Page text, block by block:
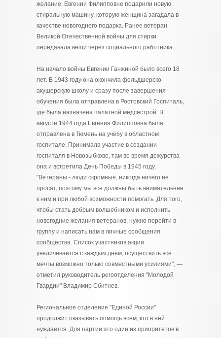
желание. Евгении Филипповне подарили новую
стиральную машину, которую женщина загадала в
качестве новогоднего подарка. Ранее ветеран
Великой Отечественной войны для стирки
передавала вещи через социального работника.
На начало войны Евгении Ганжиной было всего 18
лет. В 1943 году она окончила фельдшерско-
акушерскую школу и сразу после завершения
обучения была отправлена в Ростовский Госпиталь,
где была назначена палатной медсестрой. В
августе 1944 года Евгения Филипповна была
отправлена в Тюмень на учёбу в областном
госпитале. Принимала участие в создании
госпиталя в Новозыбкове, там во время дежурства
она и встретила День Победы в 1945 году.
"Ветераны - люди скромные, никогда ничего не
просят, поэтому мы все должны быть внимательнее
к ним и при любой возможности помогать. Для того,
чтобы стать добрым волшебником и исполнить
новогодние желания ветеранов, нужно перейти в
группу и написать нам в личные сообщения
сообщества. Список участников акции
увеличивается с каждым днём, осуществить все
мечты возможно только совместными усилиями", —
отметил руководитель регоотделения "Молодой
Гвардии" Владимир Сбитнев.
Региональное отделение "Единой России"
продолжит оказывать помощь всем, кто в ней
нуждается. Для партии это один из приоритетов в